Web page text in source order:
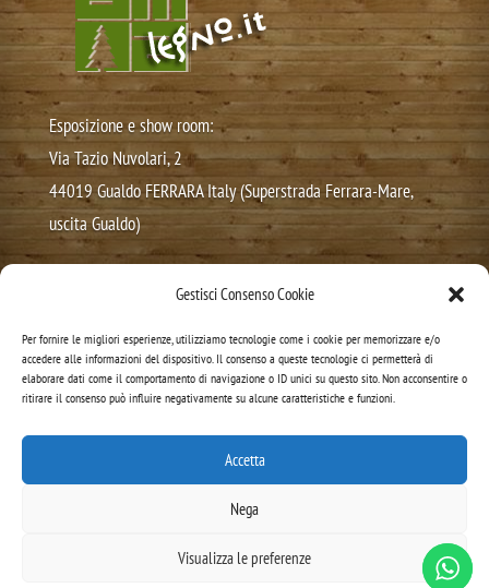
Gestisci Consenso Cookie
Per fornire le migliori esperienze, utilizziamo tecnologie come i cookie per memorizzare e/o
accedere alle informazioni del dispositivo. Il consenso a queste tecnologie ci permetterà di
elaborare dati come il comportamento di navigazione o ID unici su questo sito. Non acconsentire o
ritirare il consenso può influire negativamente su alcune caratteristiche e funzioni.
Accetta
Nega
Visualizza le preferenze
Esposizione e show room:
Via Tazio Nuvolari, 2
44019 Gualdo FERRARA Italy (Superstrada Ferrara-Mare,
uscita Gualdo)
E-mail info [ @ ] amalegno.it
P.Iva 01267030383
Privacy Policy
Cybermedia Siti web Ferrara